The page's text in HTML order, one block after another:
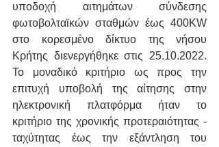
υποδοχή αιτημάτων σύνδεσης
φωτοβολταϊκών σταθμών έως 400KW
στο κορεσμένο δίκτυο της νήσου
Κρήτης διενεργήθηκε στις 25.10.2022.
Το μοναδικό κριτήριο ως προς την
επιτυχή υποβολή της αίτησης στην
ηλεκτρονική πλατφόρμα ήταν το
κριτήριο της χρονικής προτεραιότητας -
ταχύτητας έως την εξάντληση του